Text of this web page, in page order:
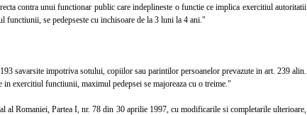
contra unui functionar public care indeplineste o functie ce implica exercitiul autoritatii
se pedepseste cu inchisoare de la 3 luni la 4 ani."
savarsite impotriva sotului, copiilor sau parintilor persoanelor prevazute in art. 239 alin.
exercitiul functiunii, maximul pedepsei se majoreaza cu o treime."
Romaniei, Partea I, nr. 78 din 30 aprilie 1997, cu modificarile si completarile ulterioare,